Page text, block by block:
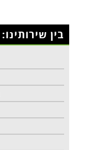
בין שירותינו: